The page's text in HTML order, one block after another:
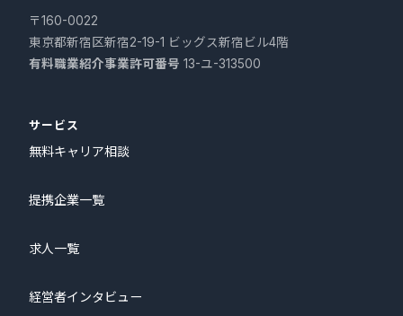
〒160-0022
東京都新宿区新宿2-19-1 ビッグス新宿ビル4階
有料職業紹介事業許可番号 13-ユ-313500
サービス
無料キャリア相談
提携企業一覧
求人一覧
経営者インタビュー